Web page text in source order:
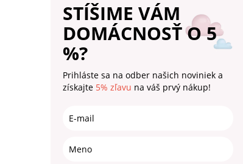
STÍŠIME VÁM
DOMÁCNOSŤ O 5
%?
Prihláste sa na odber našich noviniek a
získajte 5% zľavu na váš prvý nákup!